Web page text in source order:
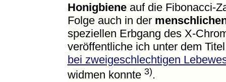
Honigbieneauf die Fibonacci-
Folge auch in der
speziellen Erbgang des X-
veröffentliche ich unter dem
bei zweigeschlechtigen
widmen konnte 3).